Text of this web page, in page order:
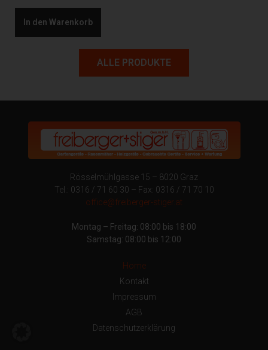
In den Warenkorb
ALLE PRODUKTE
Rösselmühlgasse 15 – 8020 Graz
Tel.: 0316 / 71 60 30 – Fax: 0316 / 71 70 10
office@freiberger-stiger.at
Montag – Freitag: 08:00 bis 18:00
Samstag: 08:00 bis 12:00
Home
Kontakt
Impressum
AGB
Datenschutzerklärung